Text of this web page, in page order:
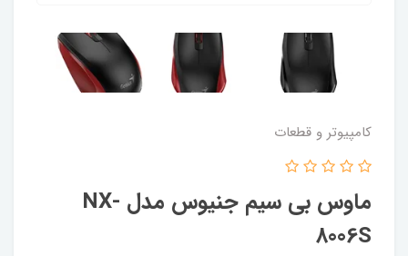
کامپیوتر و قطعات
ماوس بی سیم جنیوس مدل NX-
8006S